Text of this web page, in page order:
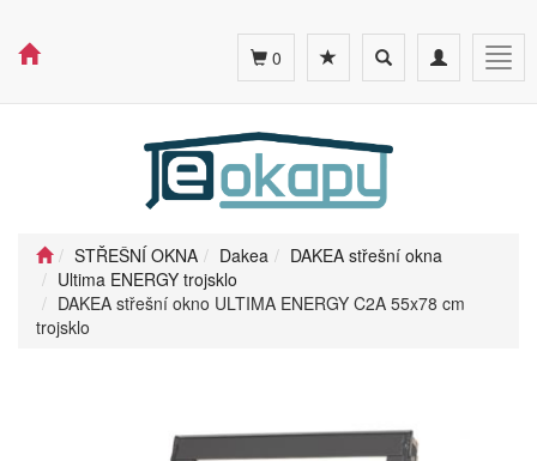
Toggle
navigation
Toggle
search
0
STŘEŠNÍ OKNA Dakea
DAKEA střešní okna
Ultima ENERGY trojsklo
DAKEA střešní okno ULTIMA ENERGY C2A 55x78 cm
trojsklo